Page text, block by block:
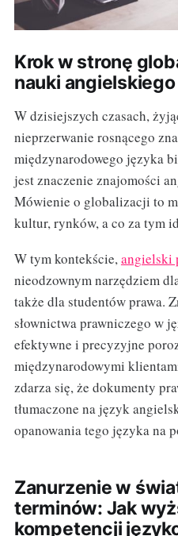
Krok w stronę
nauki
W dzisiejszych czasach,
nieprzerwanie rosnącego
międzynarodowego języka
jest znaczenie znajomości
Mówienie o globalizacji to
kultur, rynków, a co za tym
W tym kontekście,angielski
nieodzownym narzędziem
także dla studentów prawa.
słownictwa prawniczego w
efektywne i precyzyjne
międzynarodowymi
zdarza się, że dokumenty
tłumaczone na język
opanowania tego języka na
Zanurzenie w
terminów: Jak
kompetencji